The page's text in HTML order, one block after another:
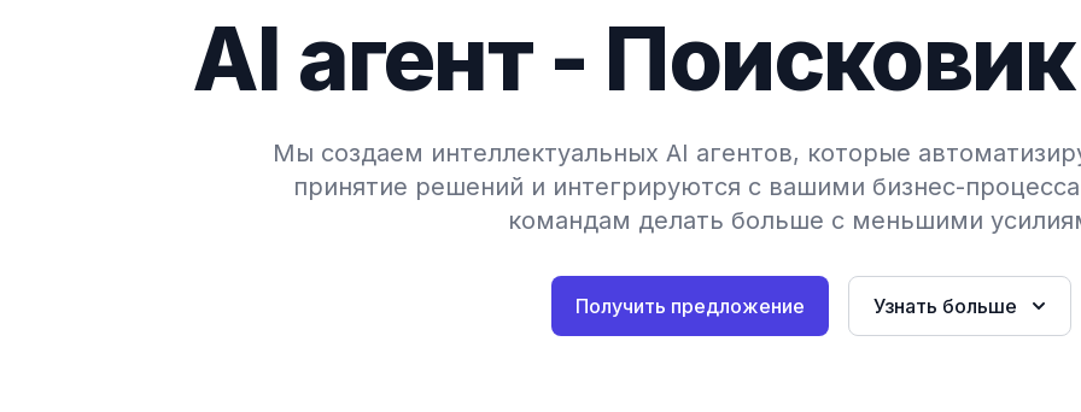
AI агент -
Мы создаем интеллектуальных AI агентов, которые
принятие решений и интегрируются с вашими бизнес-
командам делать больше с меньшими
Получить предложение Узнать больше